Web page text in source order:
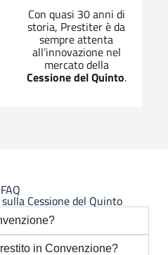
Con quasi 30 anni di
storia, Prestiter è da
sempre attenta
all’innovazione nel
mercato della
Cessione del Quinto.
FAQ
Cessione del Quinto
in Convenzione?